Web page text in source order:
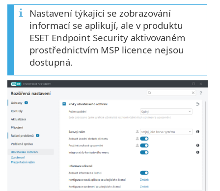
Nastavení týkající se zobrazování
informací se aplikují, ale v produktu
ESET Endpoint Security aktivovaném
prostřednictvím MSP licence nejsou
dostupná.